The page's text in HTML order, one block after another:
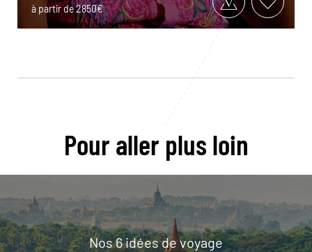
à partir de 2850€
Pour aller plus loin
Nos 6 idées de voyage